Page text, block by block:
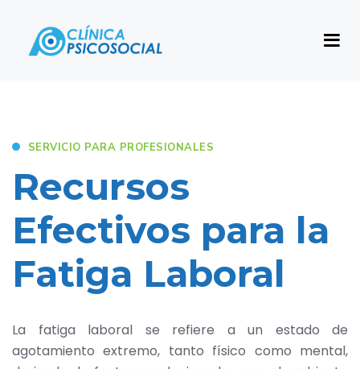
SERVICIO PARA PROFESIONALES
Recursos
Efectivos para la
Fatiga Laboral
La fatiga laboral se refiere a un estado de
agotamiento extremo, tanto físico como mental,